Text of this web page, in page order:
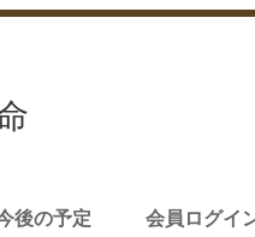
後の予定 会員ログイ